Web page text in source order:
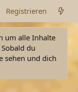
Registrieren
um alle Inhalte
du
sehen und dich